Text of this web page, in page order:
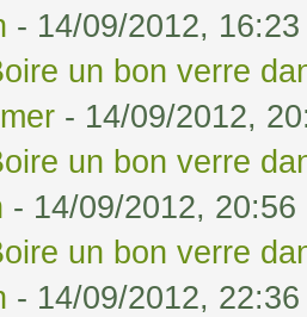
- 14/09/2012, 16:23
un bon verre
- 14/09/2012,
un bon verre
- 14/09/2012, 20:56
un bon verre
- 14/09/2012, 22:36